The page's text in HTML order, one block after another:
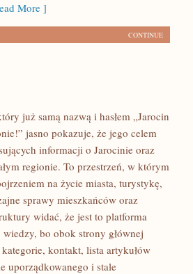
More ]
CONTINUE
już samą nazwą i hasłem „Jarocin
jasno pokazuje, że jego celem
informacji o Jarocinie oraz
regionie. To przestrzeń, w którym
na życie miasta, turystykę,
sprawy mieszkańców oraz
widać, że jest to platforma
bo obok strony głównej
kontakt, lista artykułów
uporządkowanego i stale